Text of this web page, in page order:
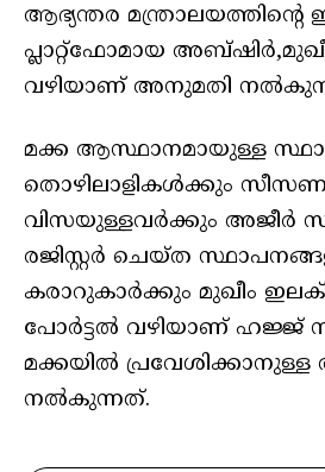
ആഭ്യന്തര
പ്ലാറ്റ്‌ഫോമായ
വഴിയാണ് അനുമതി
മക്ക ആസ്ഥാനമായുള്ള
തൊഴിലാളികൾക്കും
വിസയുള്ളവർക്കും അജീർ
രജിസ്റ്റർ ചെയ്ത
കരാറുകാർക്കും മുഖീം
പോർട്ടൽ വഴിയാണ് ഹജ്ജ്
മക്കയിൽ
നൽകുന്നത്.